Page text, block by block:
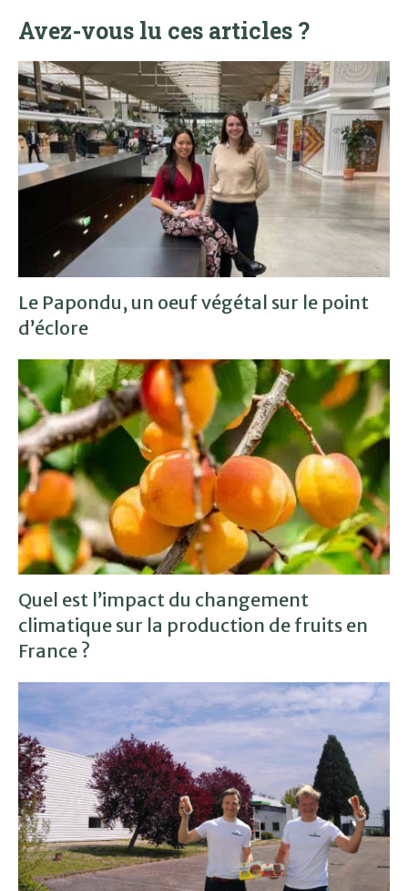
Avez-vous lu ces articles ?
Le Papondu, un oeuf végétal sur le point
d’éclore
Quel est l’impact du changement
climatique sur la production de fruits en
France ?